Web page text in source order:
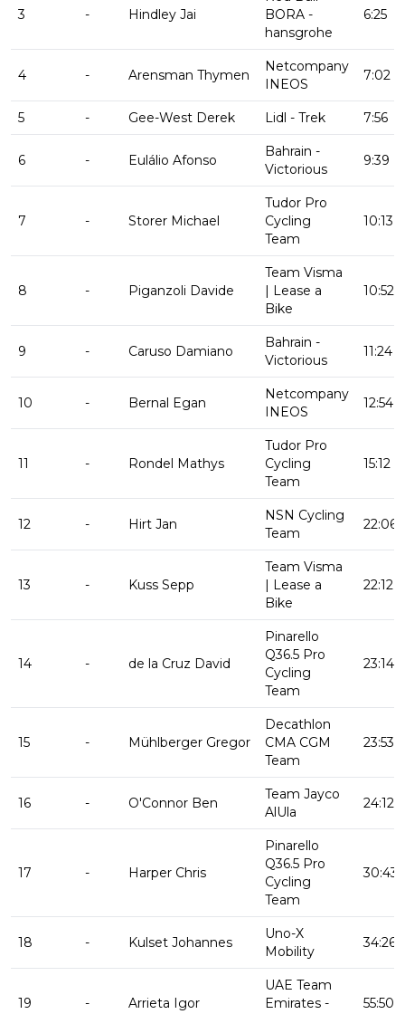
3 - Hindley Jai
BORA -
hansgrohe
6:25
4 - Arensman Thymen
Netcompany
INEOS
7:02
5 - Gee-West Derek Lidl - Trek 7:56
6 - Eulálio Afonso
Bahrain -
Victorious
9:39
7 - Storer Michael
Tudor Pro
Cycling
Team
10:13
8 - Piganzoli Davide
Team Visma
| Lease a
Bike
10:52
9 - Caruso Damiano
Bahrain -
Victorious
11:24
10 - Bernal Egan
Netcompany
INEOS
12:54
11 - Rondel Mathys
Tudor Pro
Cycling
Team
15:12
12 - Hirt Jan
NSN Cycling
Team
22:06
13 - Kuss Sepp
Team Visma
| Lease a
Bike
22:12
14 - de la Cruz David
Pinarello
Q36.5 Pro
Cycling
Team
23:14
15 - Mühlberger Gregor
Decathlon
CMA CGM
Team
23:53
16 - O'Connor Ben
Team Jayco
AlUla
24:12
17 - Harper Chris
Pinarello
Q36.5 Pro
Cycling
Team
30:43
18 - Kulset Johannes
Uno-X
Mobility
34:26
19 - Arrieta Igor
UAE Team
Emirates -
55:50